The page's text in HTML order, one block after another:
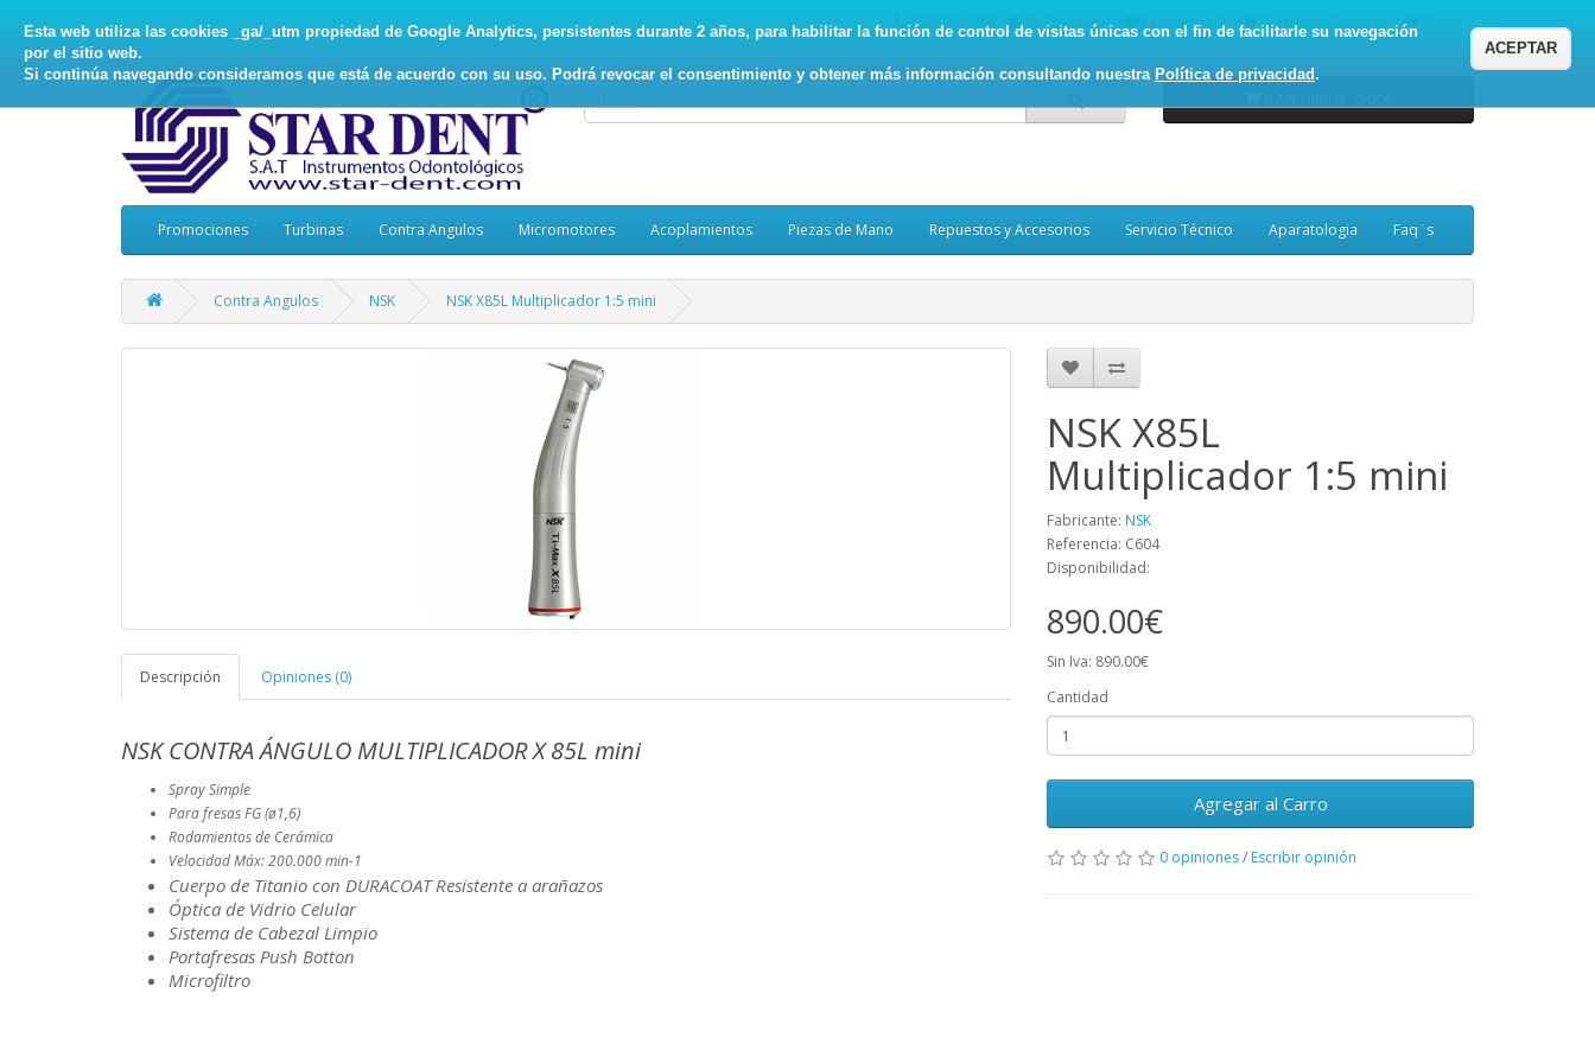
Esta web utiliza las cookies _ga/_utm propiedad de Google Analytics, persistentes durante 2 años, para habilitar la función de control de visitas únicas con el fin de facilitarle su navegación
por el sitio web.
Si continúa navegando consideramos que está de acuerdo con su uso. Podrá revocar el consentimiento y obtener más información consultando nuestra Política de privacidad.
ACEPTAR
93.017.5078 Mi Cuenta Favoritos (0) Carro de Compras
Promociones Turbinas Contra Angulos Micromotores Acoplamientos Piezas de Mano Repuestos y Accesorios Servicio Técnico Aparatologia Faq¨s
Contra Angulos NSK NSK X85L Multiplicador 1:5 mini
Descripción Opiniones (0)
NSK CONTRA ÁNGULO MULTIPLICADOR X 85L mini
Spray Simple
Para fresas FG (ø1,6)
Rodamientos de Cerámica
Velocidad Máx: 200.000 min-1
Cuerpo de Titanio con DURACOAT Resistente a arañazos
Óptica de Vidrio Celular
Sistema de Cabezal Limpio
Portafresas Push Botton
Microfiltro
NSK X85L
Multiplicador 1:5 mini
Fabricante: NSK
Referencia: C604
Disponibilidad:
890.00€
Sin Iva: 890.00€
Cantidad
Agregar al Carro
0 opiniones/ Escribir opinión